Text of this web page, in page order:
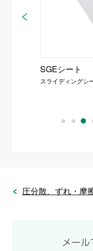
SGEシート
スライディングシ
圧分散、ずれ・摩